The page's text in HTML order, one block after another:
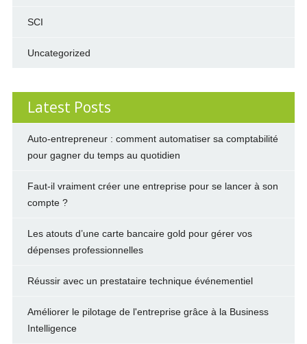
SCI
Uncategorized
Latest Posts
Auto-entrepreneur : comment automatiser sa comptabilité
pour gagner du temps au quotidien
Faut-il vraiment créer une entreprise pour se lancer à son
compte ?
Les atouts d’une carte bancaire gold pour gérer vos
dépenses professionnelles
Réussir avec un prestataire technique événementiel
Améliorer le pilotage de l'entreprise grâce à la Business
Intelligence